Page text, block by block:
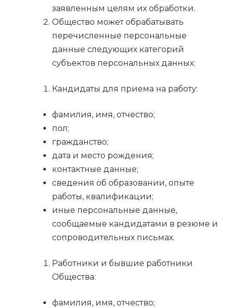
заявленным целям их обработки.
Общество может обрабатывать
перечисленные персональные
данные следующих категорий
субъектов персональных данных:
Кандидаты для приема на работу:
фамилия, имя, отчество;
пол;
гражданство;
дата и место рождения;
контактные данные;
сведения об образовании, опыте
работы, квалификации;
иные персональные данные,
сообщаемые кандидатами в резюме и
сопроводительных письмах.
Работники и бывшие работники
Общества:
фамилия, имя, отчество;